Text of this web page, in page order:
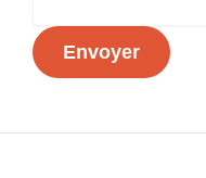
Envoyer